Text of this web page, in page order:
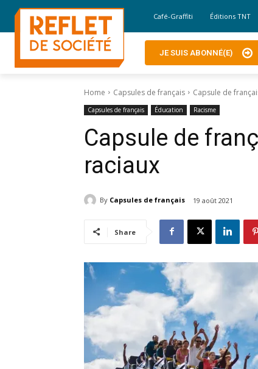
Café-Graffiti Éditions TNT
JE SUIS ABONNÉ(E)
Home Capsules de français Capsule de
Capsules de français Éducation Racisme
Capsule de
raciaux
By Capsules de français 19 août 2021
Share